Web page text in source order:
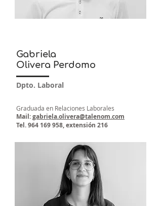
Gabriela
Olivera Perdomo
Dpto. Laboral
Graduada en Relaciones Laborales
Mail:gabriela.olivera@talenom.com
Tel.964 169 958, extensión 216